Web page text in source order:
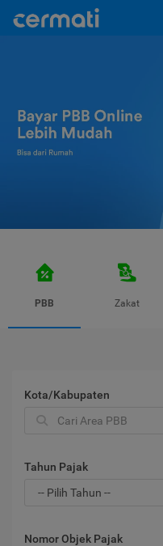
PBB Zakat
Kota/Kabupaten
Tahun Pajak
Nomor Objek Pajak